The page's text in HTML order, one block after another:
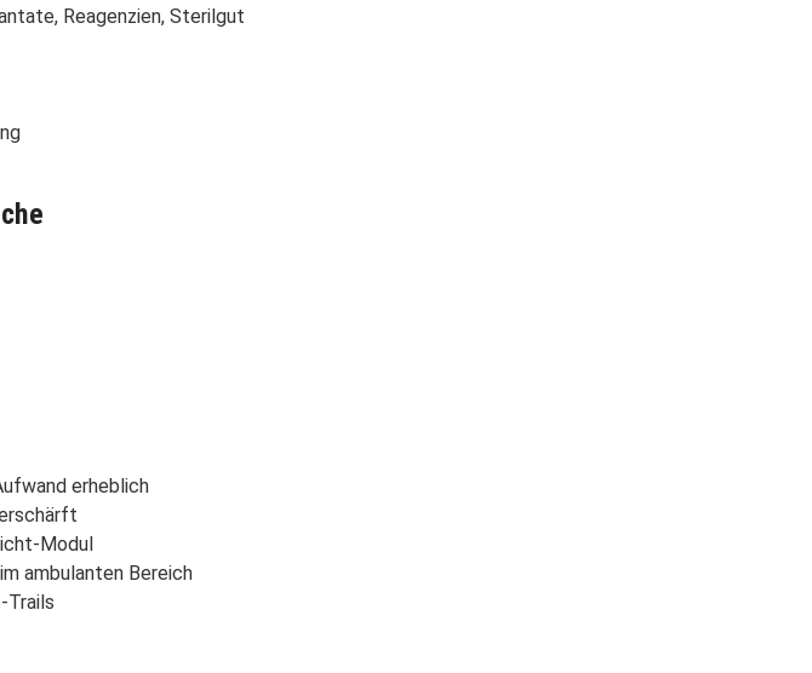
Reagenzien, Sterilgut
erheblich
Modul
ambulanten Bereich
Trails